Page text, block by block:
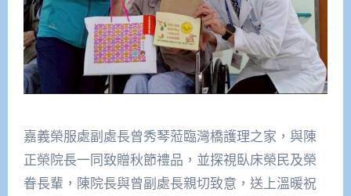
嘉義榮服處副處長曾秀琴蒞臨灣橋護理之家，與陳
正榮院長一同致贈秋節禮品，並探視臥床榮民及榮
眷長輩，陳院長與曾副處長親切致意，送上溫暖祝